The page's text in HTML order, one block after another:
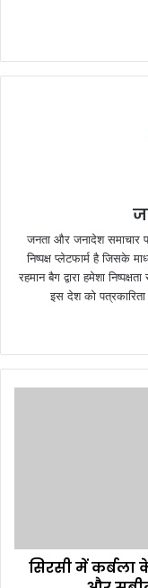
जनता और जनादेश समाचार
निष्पक्ष प्लेटफार्म है
रहमान बैग द्वारा हमेशा
इस देश को
श
सिरसी में कर्बला